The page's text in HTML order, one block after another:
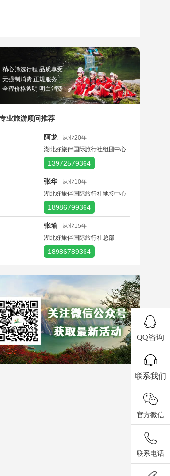
精心筛选行程 品质享受
无强制消费 正规服务
全程价格透明 明白消费
专业旅游顾问推荐
阿龙
从业20年
湖北好旅伴国际旅行社组团中心
13972579364
张华
从业10年
湖北好旅伴国际旅行社地接中心
18986799364
张瑜
从业15年
湖北好旅伴国际旅行社总部
18986789364
QQ咨询
联系我们
官方微信
联系电话